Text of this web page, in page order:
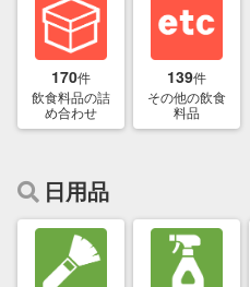
170件
飲食料品の詰
め合わせ
139件
その他の飲食
料品
日用品